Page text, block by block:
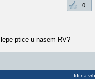
0
ptice u nasem RV?
Idi na vrh